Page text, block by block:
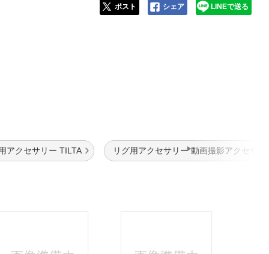
ポスト シェア LINEで送る
アクセサリー TILTA リグ用アクセサリー 動画撮影アクセサリ